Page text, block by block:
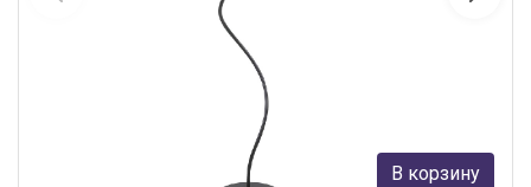
Торшер Lussole Escambia LSP-0720
В корзину